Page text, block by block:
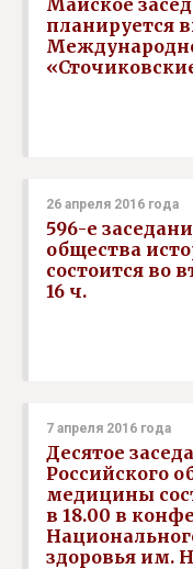
Майское
планируется
26 апреля 2016 года
596-е
общества
состоится во
16 ч.
7 апреля 2016 года
Десятое
Российского
медицины
в 18.00 в
здоровья им.